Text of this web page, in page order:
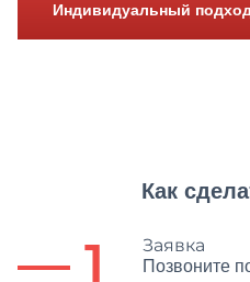
Индивидуальный
Как
— 1 Заявка
Позвоните